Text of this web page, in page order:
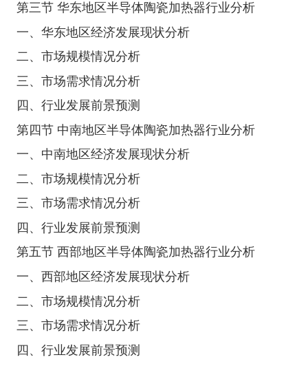
第三节 华东地区半导体陶瓷加热器行业分析
一、华东地区经济发展现状分析
二、市场规模情况分析
三、市场需求情况分析
四、行业发展前景预测
第四节 中南地区半导体陶瓷加热器行业分析
一、中南地区经济发展现状分析
二、市场规模情况分析
三、市场需求情况分析
四、行业发展前景预测
第五节 西部地区半导体陶瓷加热器行业分析
一、西部地区经济发展现状分析
二、市场规模情况分析
三、市场需求情况分析
四、行业发展前景预测